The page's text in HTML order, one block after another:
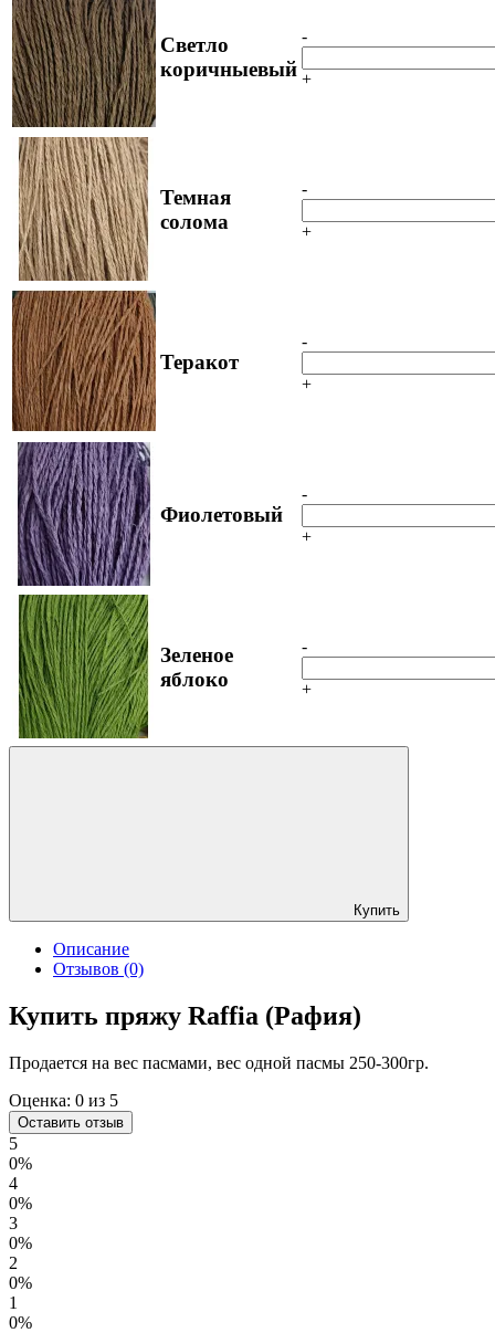
Светло
коричныевый
-
+
Темная
солома
-
+
Теракот
-
+
Фиолетовый
-
+
Зеленое
яблоко
-
+
Купить
Описание
Отзывов (0)
Купить пряжу Raffia (Рафия)
Продается на вес пасмами, вес одной пасмы 250-300гр.
Оценка: 0 из 5
Оставить отзыв
5
0%
4
0%
3
0%
2
0%
1
0%